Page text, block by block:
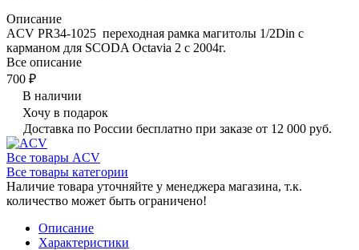
Описание
ACV PR34-1025 переходная рамка магитолы 1/2Din с
карманом для SCODA Octavia 2 с 2004г.
Все описание
700 ₽
В наличии
Хочу в подарок
Доставка по России бесплатно при заказе от 12 000 руб.
Все товары ACV
Все товары категории
Наличие товара уточняйте у менеджера магазина, т.к.
количество может быть ограничено!
Описание
Характеристики